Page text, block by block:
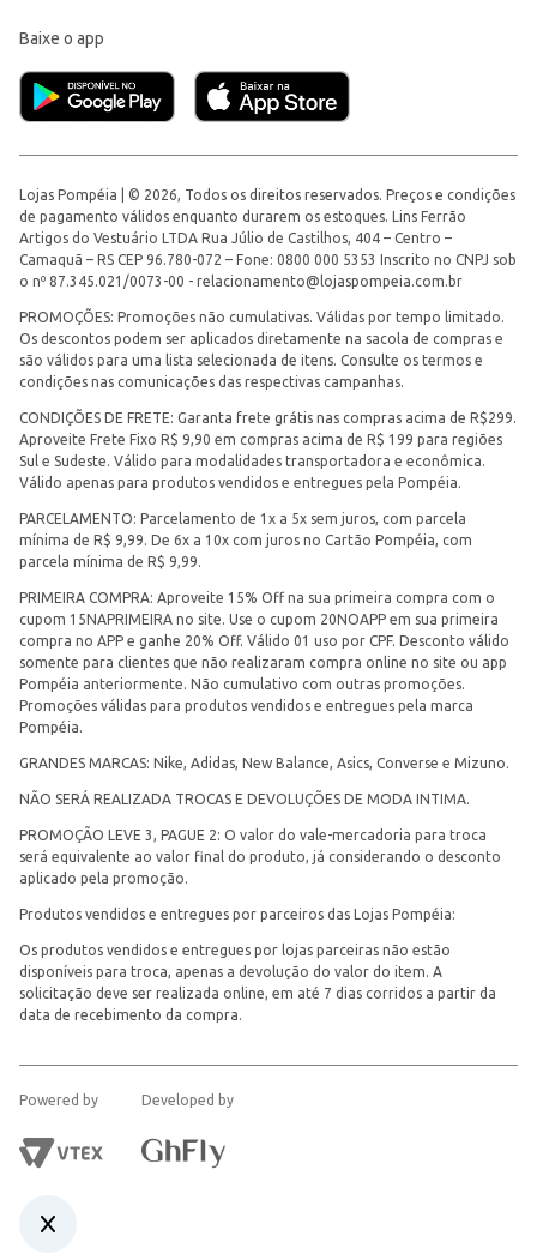
Baixe o app
Lojas Pompéia | © 2026, Todos os direitos reservados. Preços e condições
de pagamento válidos enquanto durarem os estoques. Lins Ferrão
Artigos do Vestuário LTDA Rua Júlio de Castilhos, 404 – Centro –
Camaquã – RS CEP 96.780-072 – Fone: 0800 000 5353 Inscrito no CNPJ sob
o nº 87.345.021/0073-00 - relacionamento@lojaspompeia.com.br
PROMOÇÕES: Promoções não cumulativas. Válidas por tempo limitado.
Os descontos podem ser aplicados diretamente na sacola de compras e
são válidos para uma lista selecionada de itens. Consulte os termos e
condições nas comunicações das respectivas campanhas.
CONDIÇÕES DE FRETE: Garanta frete grátis nas compras acima de R$299.
Aproveite Frete Fixo R$ 9,90 em compras acima de R$ 199 para regiões
Sul e Sudeste. Válido para modalidades transportadora e econômica.
Válido apenas para produtos vendidos e entregues pela Pompéia.
PARCELAMENTO: Parcelamento de 1x a 5x sem juros, com parcela
mínima de R$ 9,99. De 6x a 10x com juros no Cartão Pompéia, com
parcela mínima de R$ 9,99.
PRIMEIRA COMPRA: Aproveite 15% Off na sua primeira compra com o
cupom 15NAPRIMEIRA no site. Use o cupom 20NOAPP em sua primeira
compra no APP e ganhe 20% Off. Válido 01 uso por CPF. Desconto válido
somente para clientes que não realizaram compra online no site ou app
Pompéia anteriormente. Não cumulativo com outras promoções.
Promoções válidas para produtos vendidos e entregues pela marca
Pompéia.
GRANDES MARCAS: Nike, Adidas, New Balance, Asics, Converse e Mizuno.
NÃO SERÁ REALIZADA TROCAS E DEVOLUÇÕES DE MODA INTIMA.
PROMOÇÃO LEVE 3, PAGUE 2: O valor do vale-mercadoria para troca
será equivalente ao valor final do produto, já considerando o desconto
aplicado pela promoção.
Produtos vendidos e entregues por parceiros das Lojas Pompéia:
Os produtos vendidos e entregues por lojas parceiras não estão
disponíveis para troca, apenas a devolução do valor do item. A
solicitação deve ser realizada online, em até 7 dias corridos a partir da
data de recebimento da compra.
Powered by Developed by